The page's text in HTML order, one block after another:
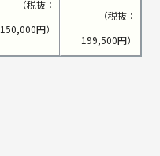
（税抜：
150,000円）
（税抜：
199,500円）